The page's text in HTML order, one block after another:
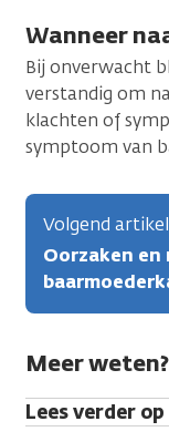
Wanneer
Bij onverwacht
verstandig om
klachten of
symptoom van
Volgend artikel
Oorzaken
Meer weten?
Lees verder